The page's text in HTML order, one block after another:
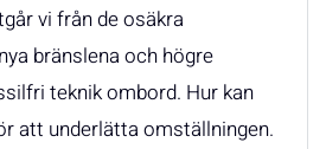
vi från de osäkra
bränslena och högre
teknik ombord. Hur kan
att underlätta omställningen.